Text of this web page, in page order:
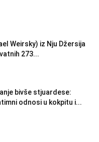
Weirsky) iz Nju Džersija
273...
bivše stjuardese:
odnosi u kokpitu i...